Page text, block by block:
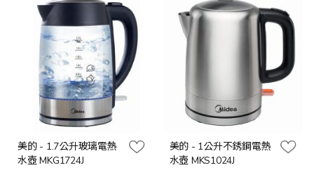
美的 - 1.7公升玻璃電熱
水壺 MKG1724J
美的 - 1公升不銹鋼電熱
水壺 MKS1024J